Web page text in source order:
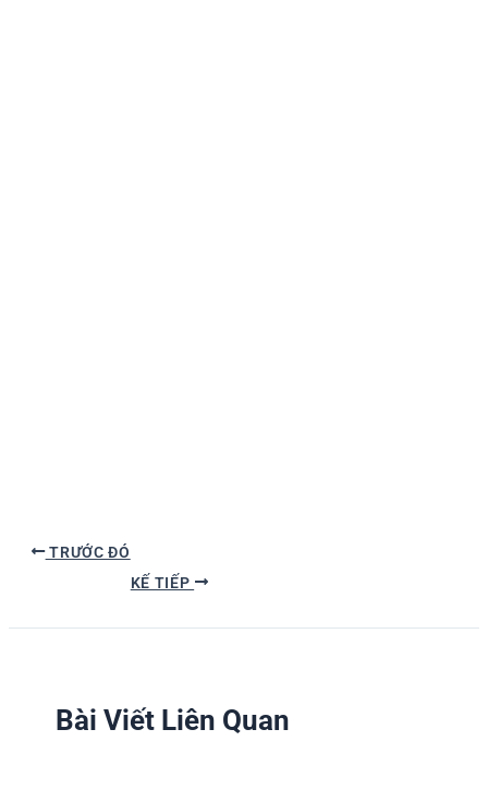
TRƯỚC ĐÓ
KẾ TIẾP
Bài Viết Liên Quan